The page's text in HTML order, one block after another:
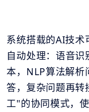
系统搭载的AI技术
自动处理：语音
本，NLP算法解析
答，复杂问题再
工"的协同模式，